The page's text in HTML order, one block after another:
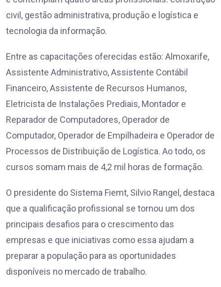
civil, gestão administrativa, produção e logística e
tecnologia da informação.
Entre as capacitações oferecidas estão: Almoxarife,
Assistente Administrativo, Assistente Contábil
Financeiro, Assistente de Recursos Humanos,
Eletricista de Instalações Prediais, Montador e
Reparador de Computadores, Operador de
Computador, Operador de Empilhadeira e Operador de
Processos de Distribuição de Logística. Ao todo, os
cursos somam mais de 4,2 mil horas de formação.
O presidente do Sistema Fiemt, Silvio Rangel, destaca
que a qualificação profissional se tornou um dos
principais desafios para o crescimento das
empresas e que iniciativas como essa ajudam a
preparar a população para as oportunidades
disponíveis no mercado de trabalho.